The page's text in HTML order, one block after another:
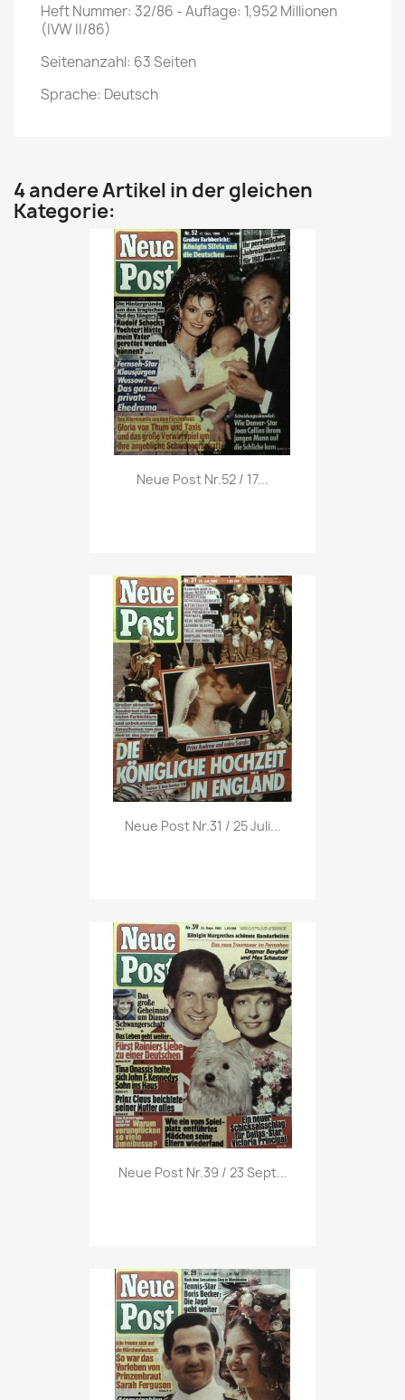
Heft Nummer: 32/86 - Auflage: 1,952 Millionen
(IVW II/86)
Seitenanzahl: 63 Seiten
Sprache: Deutsch
4 andere Artikel in der gleichen
Kategorie:
Vorschau
Neue Post Nr.52 / 17...
Vorschau
Neue Post Nr.31 / 25 Juli...
Vorschau
Neue Post Nr.39 / 23 Sept...